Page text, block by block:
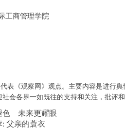
工商管理学院
表《观察网》观点。主要内容是进行
会各界一如既往的支持和关注，批评和
色 未来更耀眼
父亲的蓑衣